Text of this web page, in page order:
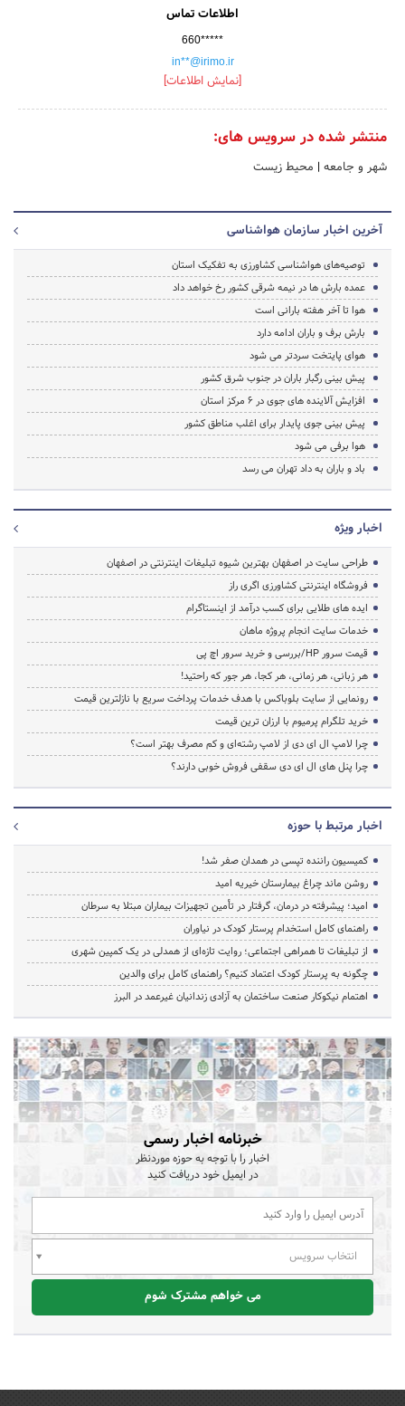
اطلاعات تماس
660*****
in**@irimo.ir
[نمایش اطلاعات]
منتشر شده در سرویس های:
شهر و جامعه | محیط زیست
آخرین اخبار سازمان هواشناسی
توصیه‌های هواشناسی کشاورزی به تفکیک استان
عمده بارش ها در نیمه شرقی کشور رخ خواهد داد
هوا تا آخر هفته بارانی است
بارش برف و باران ادامه دارد
هوای پایتخت سردتر می شود
پیش بینی رگبار باران در جنوب شرق کشور
افزایش آلاینده های جوی در 6 مرکز استان
پیش بینی جوی پایدار برای اغلب مناطق کشور
هوا برفی می شود
باد و باران به داد تهران می رسد
اخبار ویژه
طراحی سایت در اصفهان بهترین شیوه تبلیغات اینترنتی در اصفهان
فروشگاه اینترنتی کشاورزی اگری راز
ایده های طلایی برای کسب درآمد از اینستاگرام
خدمات سایت انجام پروژه ماهان
قیمت سرور HP/بررسی و خرید سرور اچ پی
هر زبانی، هر زمانی، هر کجا، هر جور که راحتید!
رونمایی از سایت بلوباکس با هدف خدمات پرداخت سریع با نازلترین قیمت
خرید تلگرام پرمیوم با ارزان ترین قیمت
چرا لامپ ال ای دی از لامپ رشته‌ای و کم مصرف بهتر است؟
چرا پنل های ال ای دی سقفی فروش خوبی دارند؟
اخبار مرتبط با حوزه
کمیسیون راننده تپسی در همدان صفر شد!
روشن ماند چراغ بیمارستان خیریه امید
امید؛ پیشرفته در درمان، گرفتار در تأمین تجهیزات بیماران مبتلا به سرطان
راهنمای کامل استخدام پرستار کودک در نیاوران
از تبلیغات تا همراهی اجتماعی؛ روایت تازه‌ای از همدلی در یک کمپین شهری
چگونه به پرستار کودک اعتماد کنیم؟ راهنمای کامل برای والدین
اهتمام نیکوکار صنعت ساختمان به آزادی زندانیان غیرعمد در البرز
خبرنامه اخبار رسمی
اخبار را با توجه به حوزه موردنظر
در ایمیل خود دریافت کنید
انتخاب سرویس
می خواهم مشترک شوم